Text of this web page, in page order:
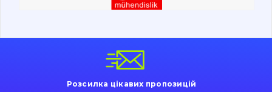
Болти, гайки і елементи кріплення
Коронки, зуби, адаптери, пальці, фіксатори
Розсилка цікавих пропозицій